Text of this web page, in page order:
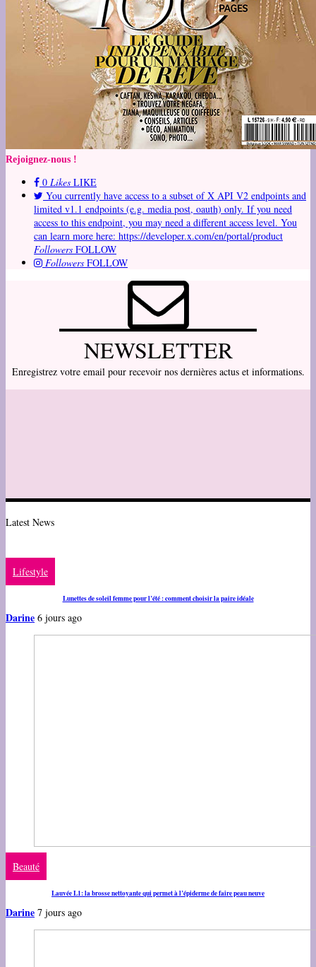
Rejoignez-nous !
0 Likes LIKE
You currently have access to a subset of X API V2 endpoints and
limited v1.1 endpoints (e.g. media post, oauth) only. If you need
access to this endpoint, you may need a different access level. You
can learn more here: https://developer.x.com/en/portal/product
Followers FOLLOW
Followers FOLLOW
NEWSLETTER
Enregistrez votre email pour recevoir nos dernières actus et informations.
Latest News
Lifestyle
Lunettes de soleil femme pour l’été : comment choisir la paire idéale
Darine 6 jours ago
Beauté
Lauvée L1: la brosse nettoyante qui permet à l’épiderme de faire peau neuve
Darine 7 jours ago